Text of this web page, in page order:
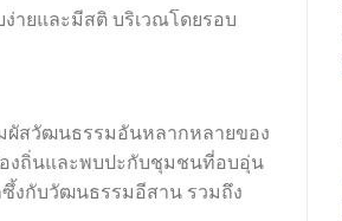
ายและมีสติ บริเวณโดยรอบ
ผัสวัฒนธรรมอันหลากหลายของ
องถิ่นและพบปะกับชุมชนที่อบอุ่น
ซึ้งกับวัฒนธรรมอีสาน รวมถึง